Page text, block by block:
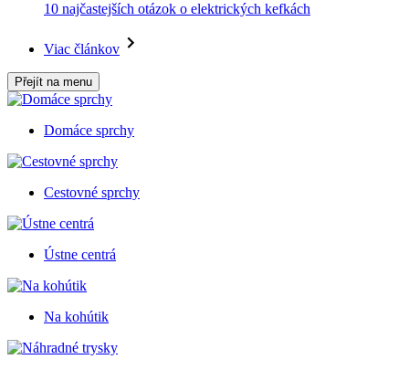
10 najčastejších otázok o elektrických kefkách
Viac článkov
Přejít na menu
Domáce sprchy
Cestovné sprchy
Ústne centrá
Na kohútik